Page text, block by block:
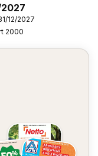
12/2027
2000